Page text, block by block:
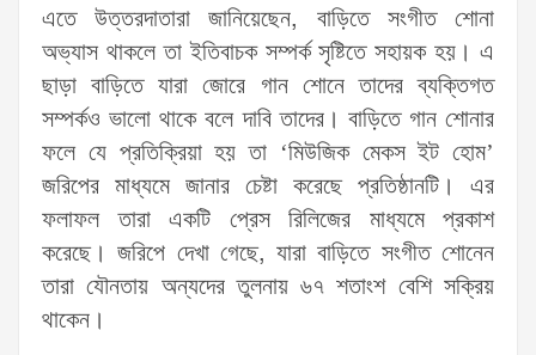
এতে উত্তরদাতারা জানিয়েছেন, বাড়িতে সংগীত শোনা
অভ্যাস থাকলে তা ইতিবাচক সম্পর্ক সৃষ্টিতে সহায়ক হয়। এ
ছাড়া বাড়িতে যারা জোরে গান শোনে তাদের ব্যক্তিগত
সম্পর্কও ভালো থাকে বলে দাবি তাদের। বাড়িতে গান শোনার
ফলে যে প্রতিক্রিয়া হয় তা ‘মিউজিক মেকস ইট হোম’
জরিপের মাধ্যমে জানার চেষ্টা করেছে প্রতিষ্ঠানটি। এর
ফলাফল তারা একটি প্রেস রিলিজের মাধ্যমে প্রকাশ
করেছে। জরিপে দেখা গেছে, যারা বাড়িতে সংগীত শোনেন
তারা যৌনতায় অন্যদের তুলনায় ৬৭ শতাংশ বেশি সক্রিয়
থাকেন।